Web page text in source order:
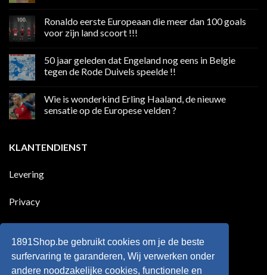
op
weekend
media
in
Premier
Ronaldo eerste Europeaan die meer dan 100 goals
voor zijn land scoort !!!
op
Ronaldo
eerste
meer
100
land
scoort
50 jaar geleden dat Engeland nog eens in Belgie
tegen de Rode Duivels speelde !!
op
jaar
nog
eens
tegen
Wie is wonderkind Erling Haaland, de nieuwe
sensatie op de Europese velden ?
Wie
is
Haaland,
Europese
?
KLANTENDIENST
Levering
Privacy
Retourneren
1891Shop.be gebruikt cookies om je de beste
surfervaring te garanderen, Wij verwerken onder
andere noodzakelijke cookies, functionele en